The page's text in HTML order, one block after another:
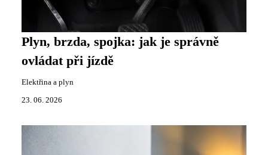
Plyn, brzda, spojka: jak je správně
ovládat při jízdě
Elektřina a plyn
23. 06. 2026